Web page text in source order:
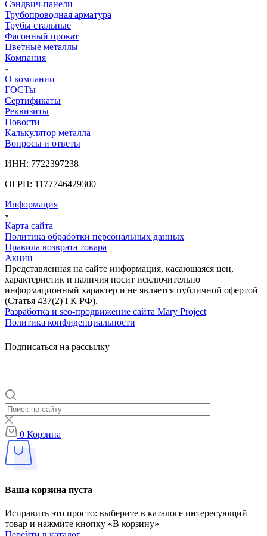
Сэндвич-панели
Трубопроводная арматура
Трубы стальные
Фасонный прокат
Цветные металлы
Компания
О компании
ГОСТы
Сертификаты
Реквизиты
Новости
Калькулятор металла
Вопросы и ответы
ИНН: 7722397238
ОГРН: 1177746429300
Информация
Карта сайта
Политика обработки персональных данных
Правила возврата товара
Акции
Представленная на сайте информация, касающаяся цен,
характеристик и наличия носит исключительно
информационный характер и не является публичной офертой
(Статья 437(2) ГК РФ).
Разработка и seo-продвижение сайта Mary Project
Политика конфиденциальности
Подписаться на рассылку
0 Корзина
Ваша корзина пуста
Исправить это просто: выберите в каталоге интересующий
товар и нажмите кнопку «В корзину»